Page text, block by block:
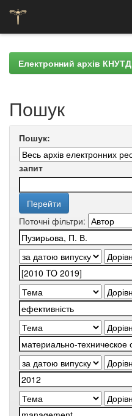
navigationЕлектронний архів КНУТД
Пошук
Пошук:
запит
Поточні фільтри: